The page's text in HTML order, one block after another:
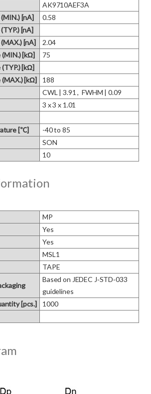
AK9710AEF3A
[nA]
0.58
[nA]
[nA]
2.04
(MIN.) [kΩ]
75
[kΩ]
[kΩ]
188
CWL | 3.91 ,  FWHM | 0.09
3 x 3 x 1.01
[℃]
-40 to 85
SON
10
MP
Yes
Yes
MSL1
TAPE
Based on JEDEC J‑STD‑033
guidelines
[pcs.]
1000